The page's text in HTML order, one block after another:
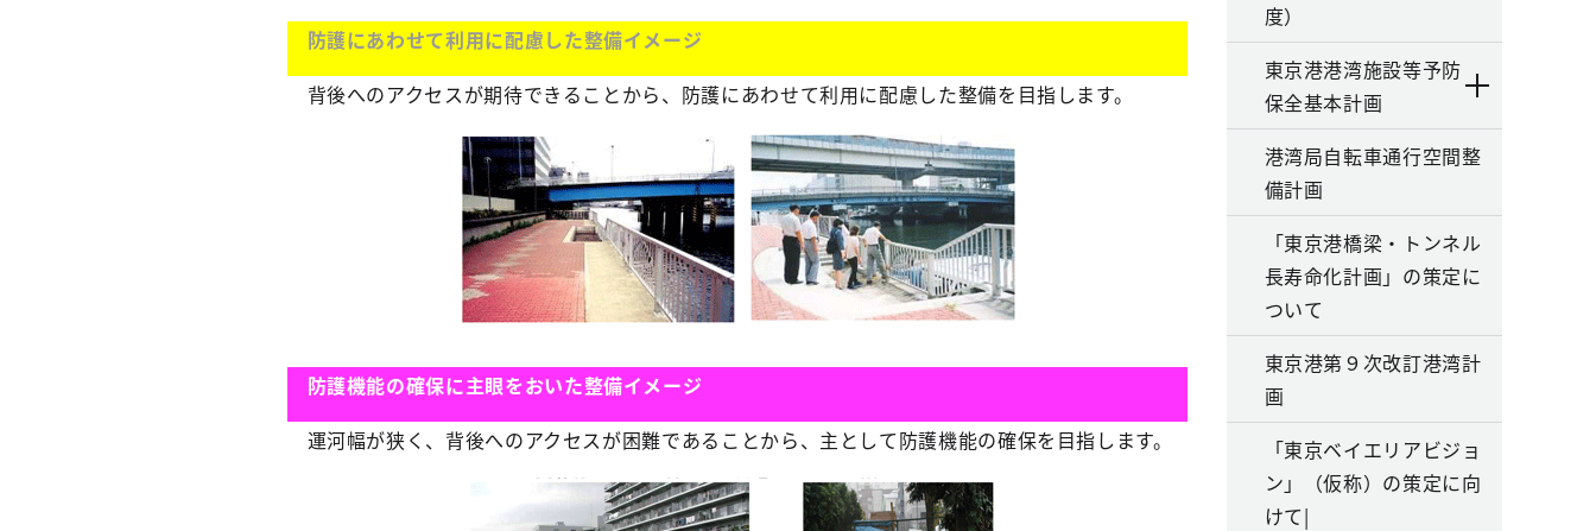
防護にあわせて利用に配慮した整備イメージ
背後へのアクセスが期待できることから、防護にあわせて利用に配慮した整備を目指します。
防護機能の確保に主眼をおいた整備イメージ
運河幅が狭く、背後へのアクセスが困難であることから、主として防護機能の確保を目指します。
度）
東京港港湾施設等予防
保全基本計画
港湾局自転車通行空間整
備計画
「東京港橋梁・トンネル
長寿命化計画」の策定に
ついて
東京港第９次改訂港湾計
画
「東京ベイエリアビジョ
ン」（仮称）の策定に向
けて|